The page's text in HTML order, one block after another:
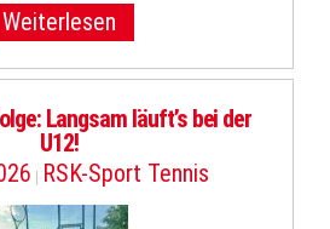
Weiterlesen
Langsam läuft’s bei der
U12!
| RSK-Sport Tennis